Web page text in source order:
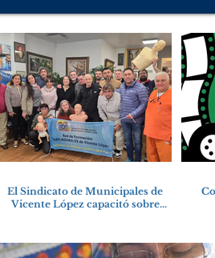
El Sindicato de Municipales de
Vicente López capacitó sobre